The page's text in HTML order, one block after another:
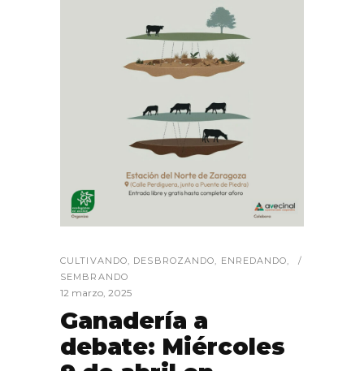
CULTIVANDO, DESBROZANDO, ENREDANDO,
SEMBRANDO
12 marzo, 2025
Ganadería a
debate: Miércoles